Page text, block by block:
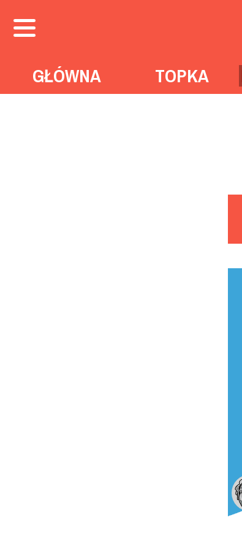
GŁÓWNA TOPKA